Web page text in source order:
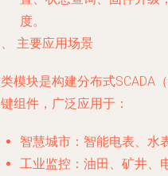
度。
主要应用场景
模块是构建分布式SCADA
组件，广泛应用于：
智慧城市 ：智能电表、水
工业监控 ：油田、矿井